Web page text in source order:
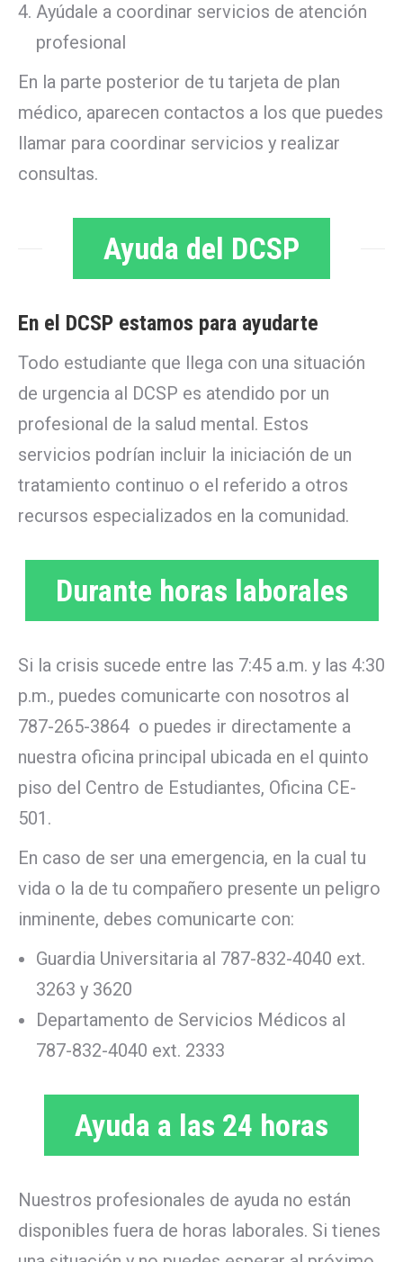
Ayúdale a coordinar servicios de atención
profesional
En la parte posterior de tu tarjeta de plan
médico, aparecen contactos a los que puedes
llamar para coordinar servicios y realizar
consultas.
Ayuda del DCSP
En el DCSP estamos para ayudarte
Todo estudiante que llega con una situación
de urgencia al DCSP es atendido por un
profesional de la salud mental. Estos
servicios podrían incluir la iniciación de un
tratamiento continuo o el referido a otros
recursos especializados en la comunidad.
Durante horas laborales
Si la crisis sucede entre las 7:45 a.m. y las 4:30
p.m., puedes comunicarte con nosotros al
787-265-3864 o puedes ir directamente a
nuestra oficina principal ubicada en el quinto
piso del Centro de Estudiantes, Oficina CE-
501.
En caso de ser una emergencia, en la cual tu
vida o la de tu compañero presente un peligro
inminente, debes comunicarte con:
Guardia Universitaria al 787-832-4040 ext.
3263 y 3620
Departamento de Servicios Médicos al
787-832-4040 ext. 2333
Ayuda a las 24 horas
Nuestros profesionales de ayuda no están
disponibles fuera de horas laborales. Si tienes